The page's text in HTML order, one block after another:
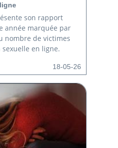
ligne
son rapport
année marquée par
nombre de victimes
sexuelle en ligne.
18-05-26